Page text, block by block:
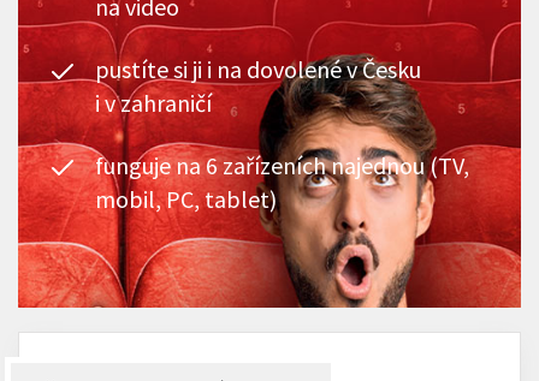
na video
pustíte si ji i na dovolené v Česku
i v zahraničí
funguje na 6 zařízeních najednou (TV,
mobil, PC, tablet)